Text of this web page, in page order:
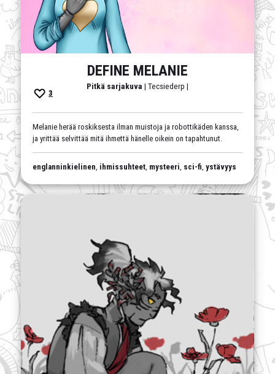
DEFINE MELANIE
Pitkä sarjakuva | Tecsiederp |
3
Melanie herää roskiksesta ilman muistoja ja robottikäden kanssa,
ja yrittää selvittää mitä ihmettä hänelle oikein on tapahtunut.
englanninkielinen ihmissuhteet mysteeri sci-fi ,ystävyys